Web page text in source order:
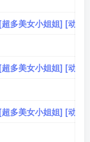
多美女小姐姐] [动
多美女小姐姐] [动
多美女小姐姐] [动